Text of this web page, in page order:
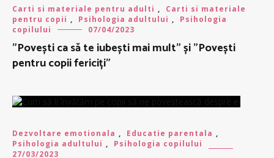
Carti si materiale pentru adulti ,
Carti si materiale
pentru copii , Psihologia adultului ,
Psihologia
copilului
07/04/2023
”Povești ca să te iubești mai mult” și ”Povești
pentru copii fericiți”
Dezvoltare emotionala , Educatie parentala ,
Psihologia adultului ,
Psihologia copilului
27/03/2023